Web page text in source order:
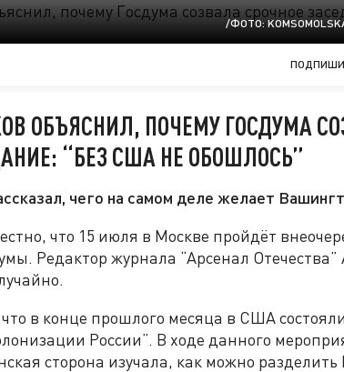
/ФОТО:
ОБЪЯСНИЛ, ПОЧЕМУ ГОСДУМА
“БЕЗ США НЕ ОБОШЛОСЬ”
чего на самом деле желает
что 15 июля в Москве пройдёт
Редактор журнала “Арсенал Отечества”
в конце прошлого месяца в США
России”. В ходе данного
сторона изучала, как можно разделить